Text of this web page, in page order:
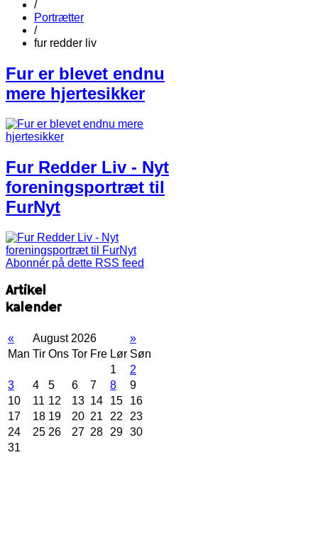
/
Portrætter
/
fur redder liv
Fur er blevet endnu
mere hjertesikker
Fur Redder Liv - Nyt
foreningsportræt til
FurNyt
Abonnér på dette RSS feed
Artikel
kalender
« August 2026
»
Man Tir Ons Tor Fre Lør Søn
1
2
3
4 5 6 7 8
9
10
11 12 13 14 15
16
17
18 19 20 21 22
23
24
25 26 27 28 29 30
31